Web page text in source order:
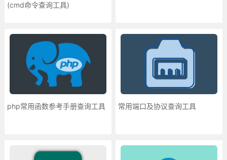
(cmd命令查询工具)
php常用函数参考手册查询工具 常用端口及协议查询工具